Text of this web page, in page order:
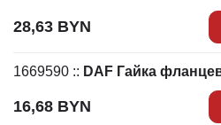
28,63 BYN
1669590 :: DAF Гайка
16,68 BYN